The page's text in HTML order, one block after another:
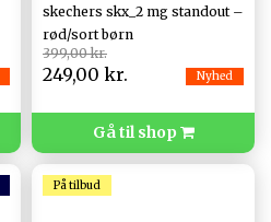
skechers skx_2 mg standout –
rød/sort børn
399,00 kr.
249,00 kr. Nyhed
Gå til shop
På tilbud